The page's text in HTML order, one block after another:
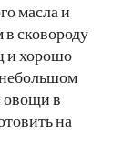
масла и
сковороду
и хорошо
овощи в
на